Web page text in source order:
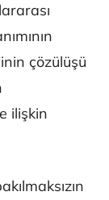
çözülüşü
ilişkin